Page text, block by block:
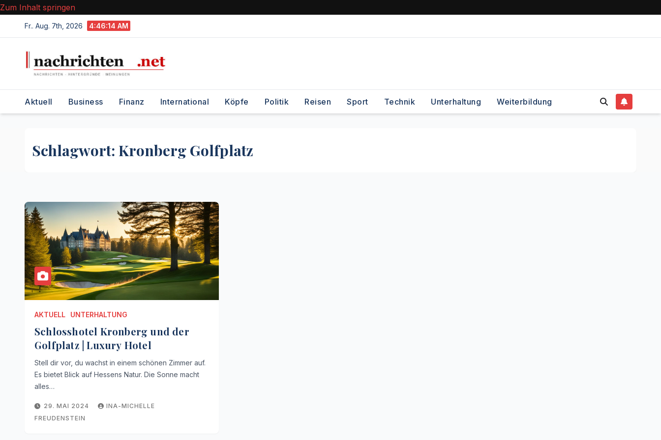
Zum Inhalt springen
Fr.. Aug. 7th, 2026 4:46:14 AM
Aktuell Business Finanz International Köpfe Politik Reisen Sport Technik Unterhaltung Weiterbildung
Schlagwort: Kronberg Golfplatz
AKTUELL UNTERHALTUNG
Schlosshotel Kronberg und der
Golfplatz | Luxury Hotel
Stell dir vor, du wachst in einem schönen Zimmer auf.
Es bietet Blick auf Hessens Natur. Die Sonne macht
alles…
29. MAI 2024
INA-MICHELLE
FREUDENSTEIN